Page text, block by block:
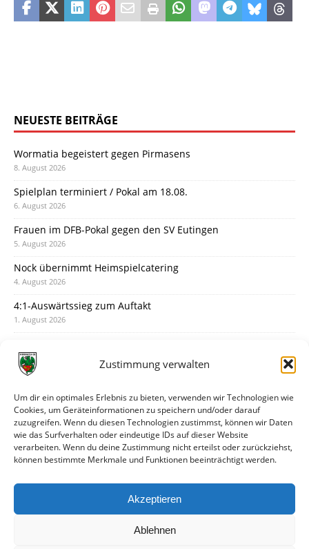
Zustimmung verwalten
Um dir ein optimales Erlebnis zu bieten, verwenden wir Technologien wie
Cookies, um Geräteinformationen zu speichern und/oder darauf
zuzugreifen. Wenn du diesen Technologien zustimmst, können wir Daten
wie das Surfverhalten oder eindeutige IDs auf dieser Website
verarbeiten. Wenn du deine Zustimmung nicht erteilst oder zurückziehst,
können bestimmte Merkmale und Funktionen beeinträchtigt werden.
Akzeptieren
Ablehnen
NEUESTE BEITRÄGE
Wormatia begeistert gegen Pirmasens
8. August 2026
Spielplan terminiert / Pokal am 18.08.
6. August 2026
Frauen im DFB-Pokal gegen den SV Eutingen
5. August 2026
Nock übernimmt Heimspielcatering
4. August 2026
4:1-Auswärtssieg zum Auftakt
1. August 2026
31. Juli 2026
30. Juli 2026
Deine Spielminute: 89+1
28. Juli 2026
Neuer Rückensponsor
Neue Podcast-Folge: So tickt Björn!
27. Juli 2026